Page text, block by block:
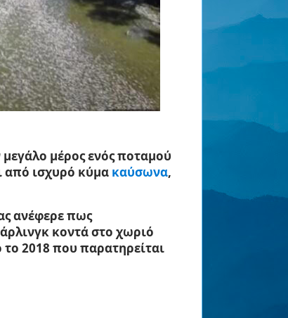
μέρος ενός ποταμού
από ισχυρό κύμα καύσωνα,
ανέφερε πως
κοντά στο χωριό
2018 που παρατηρείται